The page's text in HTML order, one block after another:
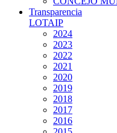
Transparencia
LOTAIP
2024
2023
2022
2021
2020
2019
2018
2017
2016